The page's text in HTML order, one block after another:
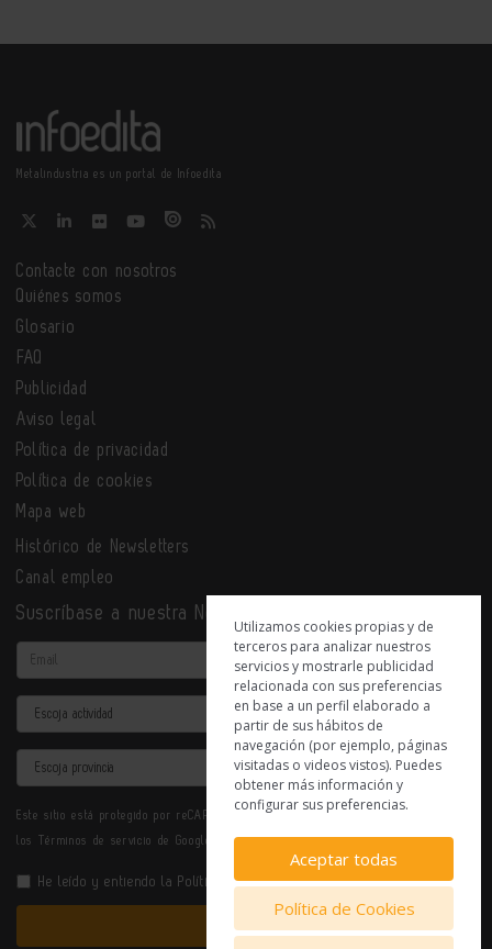
Metalindustria es un portal de Infoedita
Contacte con nosotros
Quiénes somos
Glosario
FAQ
Publicidad
Aviso legal
Política de privacidad
Política de cookies
Mapa web
Histórico de Newsletters
Canal empleo
Suscríbase a nuestra Newsletter
Email
Actividad
Provincia
Este sitio está protegido por reCAPTCHA y se aplican la
los Términos de servicio de Google.
He leído y entiendo la Política de Privacidad
Enviar
Utilizamos cookies propias y de
terceros para analizar nuestros
servicios y mostrarle publicidad
relacionada con sus preferencias
en base a un perfil elaborado a
partir de sus hábitos de
navegación (por ejemplo, páginas
visitadas o videos vistos). Puedes
obtener más información y
configurar sus preferencias.
Aceptar todas
Política de Cookies